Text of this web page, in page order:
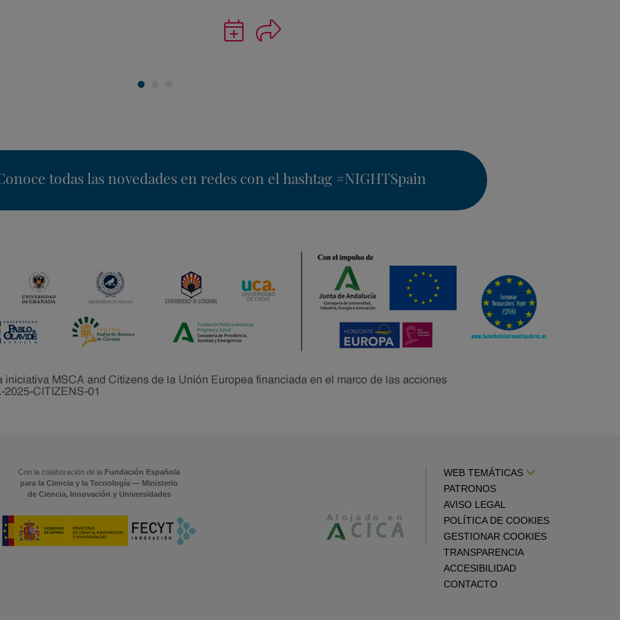
Guardar
actividad
todas las novedades en redes con el hashtag #NIGHTSpain
Con la colaboración de la Fundación Española
para la Ciencia y la Tecnología — Ministerio
de Ciencia, Innovación y Universidades
WEB TEMÁTICAS
PATRONOS
AVISO LEGAL
POLÍTICA DE COOKIES
GESTIONAR COOKIES
TRANSPARENCIA
ACCESIBILIDAD
CONTACTO